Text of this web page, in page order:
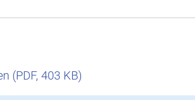
(PDF, 403 KB)